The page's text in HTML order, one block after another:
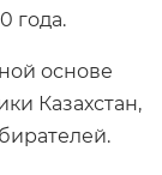
года.
основе
Казахстан,